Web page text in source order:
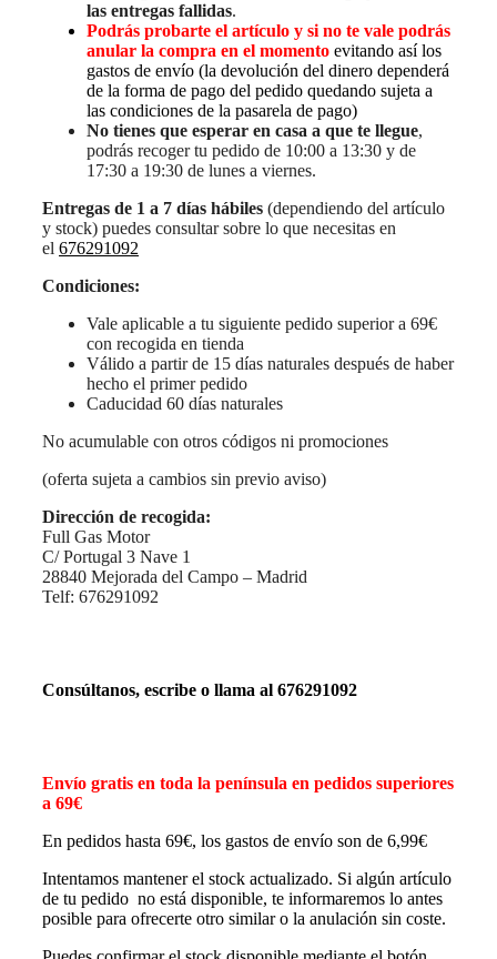
las entregas fallidas.
Podrás probarte el artículo y si no te vale podrás
anular la compra en el momento evitando así los
gastos de envío (la devolución del dinero dependerá
de la forma de pago del pedido quedando sujeta a
las condiciones de la pasarela de pago)
No tienes que esperar en casa a que te llegue,
podrás recoger tu pedido de 10:00 a 13:30 y de
17:30 a 19:30 de lunes a viernes.
Entregas de 1 a 7 días hábiles (dependiendo del artículo
y stock) puedes consultar sobre lo que necesitas en
el 676291092
Condiciones:
Vale aplicable a tu siguiente pedido superior a 69€
con recogida en tienda
Válido a partir de 15 días naturales después de haber
hecho el primer pedido
Caducidad 60 días naturales
No acumulable con otros códigos ni promociones
(oferta sujeta a cambios sin previo aviso)
Dirección de recogida:
Full Gas Motor
C/ Portugal 3 Nave 1
28840 Mejorada del Campo – Madrid
Telf: 676291092
Consúltanos, escribe o llama al 676291092
Envío gratis en toda la península en pedidos superiores
a 69€
En pedidos hasta 69€, los gastos de envío son de 6,99€
Intentamos mantener el stock actualizado. Si algún artículo
de tu pedido no está disponible, te informaremos lo antes
posible para ofrecerte otro similar o la anulación sin coste.